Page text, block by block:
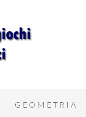
GEOMETRIA